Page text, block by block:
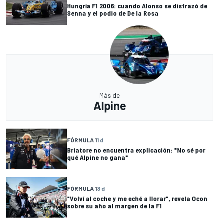
Hungría F1 2006: cuando Alonso se disfrazó de
Senna y el podio de De la Rosa
Más de
Alpine
FÓRMULA 11 d
Briatore no encuentra explicación: "No sé por
qué Alpine no gana"
FÓRMULA 13 d
"Volví al coche y me eché a llorar", revela Ocon
sobre su año al margen de la F1